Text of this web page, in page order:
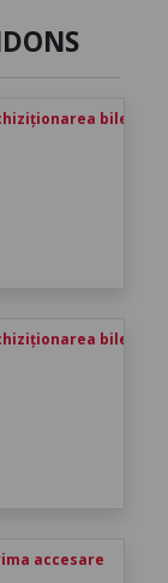
biletului
biletului
accesare